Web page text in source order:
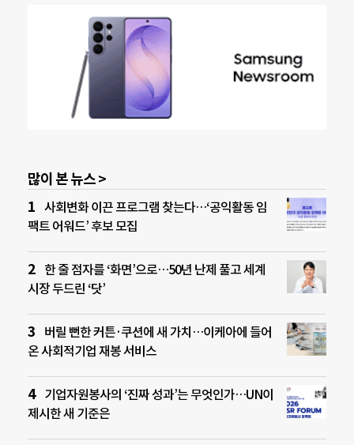
많이 본 뉴스 >
사회변화 이끈 프로그램 찾는다…‘공익활동 임
팩트 어워드’ 후보 모집
한 줄 점자를 ‘화면’으로…50년 난제 풀고 세계
시장 두드린 ‘닷’
버릴 뻔한 커튼·쿠션에 새 가치…이케아에 들어
온 사회적기업 재봉 서비스
기업자원봉사의 ‘진짜 성과’는 무엇인가…UN이
제시한 새 기준은